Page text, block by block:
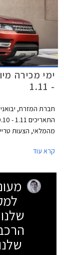
- 1.11
חברת המזרח,
מהמלאי, הצעות
קרא עוד